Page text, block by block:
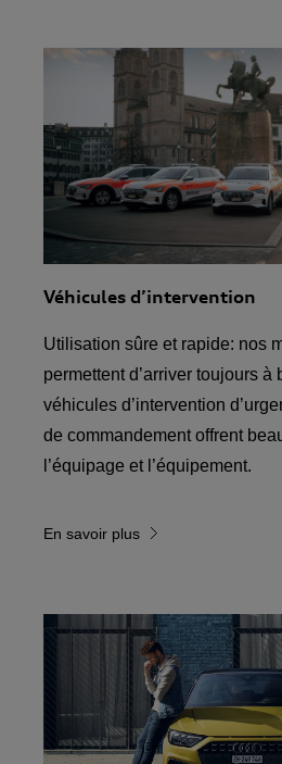
Véhicules d’intervention
Utilisation sûre et rapide: nos
permettent d’arriver toujours à
véhicules d’intervention
de commandement offrent
l’équipage et l’équipement.
En savoir plus